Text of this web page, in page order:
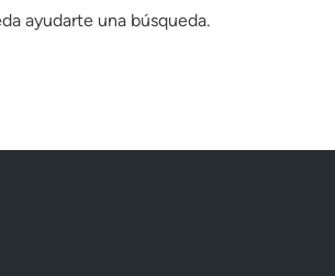
ayudarte una búsqueda.